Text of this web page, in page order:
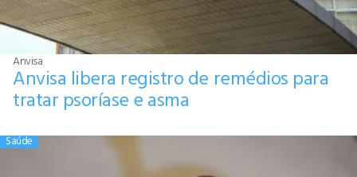
Anvisa
Anvisa libera registro de remédios para
tratar psoríase e asma
Saúde